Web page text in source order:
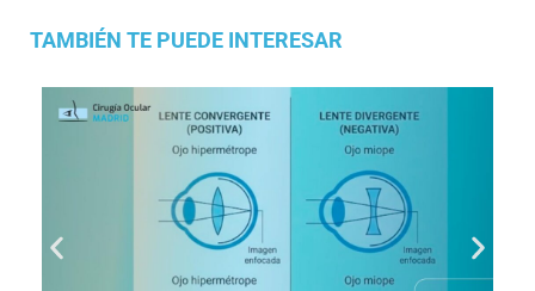
TAMBIÉN TE PUEDE INTERESAR